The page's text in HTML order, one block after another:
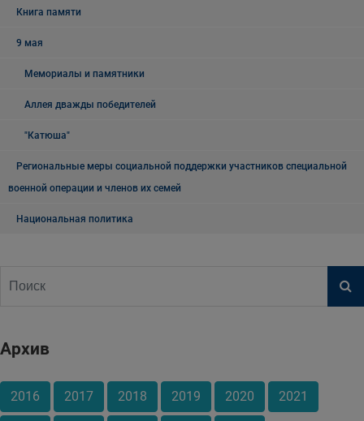
Книга памяти
9 мая
Мемориалы и памятники
Аллея дважды победителей
"Катюша"
Региональные меры социальной поддержки участников специальной
военной операции и членов их семей
Национальная политика
Архив
2016 2017 2018 2019 2020 2021